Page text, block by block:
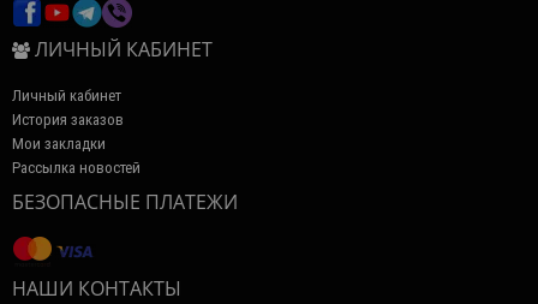
ЛИЧНЫЙ КАБИНЕТ
Личный кабинет
История заказов
Мои закладки
Рассылка новостей
БЕЗОПАСНЫЕ ПЛАТЕЖИ
НАШИ КОНТАКТЫ